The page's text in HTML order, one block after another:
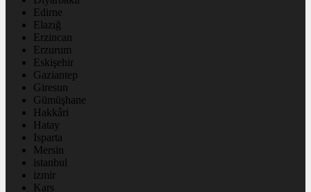
Edirne
Elazığ
Erzincan
Erzurum
Eskişehir
Gaziantep
Giresun
Gümüşhane
Hakkâri
Hatay
Isparta
Mersin
istanbul
izmir
Kars